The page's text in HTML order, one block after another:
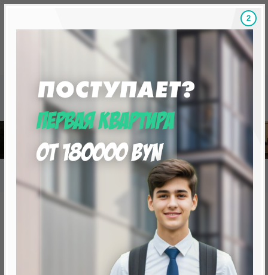
Скидки на новостройки, бонусы
«Минск Мир»
19.7 "Дубровник", квартал "Южная Европа"
19.7 "Дубровник", квартал
"Южная Европа"
1